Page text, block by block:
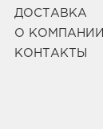
ДОСТАВКА
О КОМПАНИИ
КОНТАКТЫ